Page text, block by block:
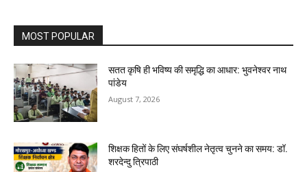
MOST POPULAR
सतत कृषि ही भविष्य की समृद्धि का आधार: भुवनेश्वर नाथ
पांडेय
August 7, 2026
शिक्षक हितों के लिए संघर्षशील नेतृत्व चुनने का समय: डॉ.
शरदेन्दु त्रिपाठी